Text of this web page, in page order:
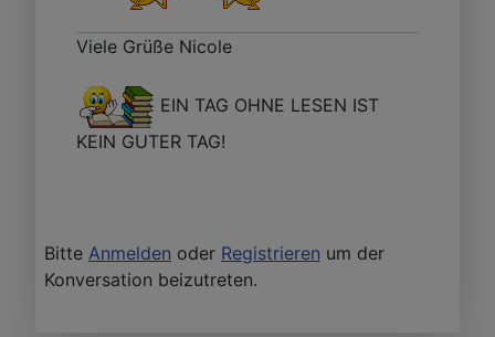
Viele Grüße Nicole
EIN TAG OHNE LESEN IST
KEIN GUTER TAG!
Bitte Anmelden oder Registrieren um der
Konversation beizutreten.